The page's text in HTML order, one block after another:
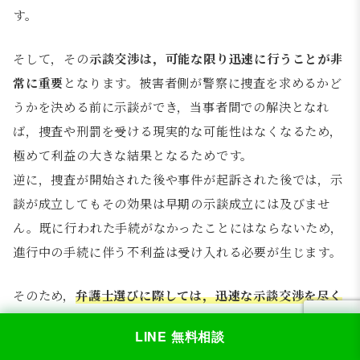
LINE 無料相談
す。
そして，その示談交渉は，可能な限り迅速に行うことが非
常に重要となります。被害者側が警察に捜査を求めるかど
うかを決める前に示談ができ，当事者間での解決となれ
ば，捜査や刑罰を受ける現実的な可能性はなくなるため，
極めて利益の大きな結果となるためです。
逆に，捜査が開始された後や事件が起訴された後では，示
談が成立してもその効果は早期の示談成立には及びませ
ん。既に行われた手続がなかったことにはならないため，
進行中の手続に伴う不利益は受け入れる必要が生じます。
そのため， 弁護士選びに際しては，迅速な示談交渉を尽く
してくれるか，という点を重要な基準とすることをお勧め